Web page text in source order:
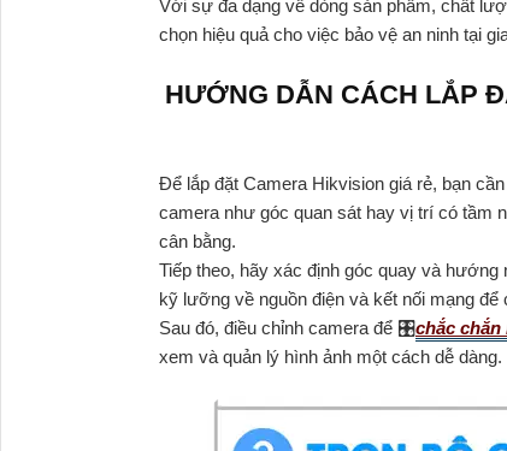
Với sự đa dạng về dòng sản phẩm, chất
chọn hiệu quả cho việc bảo vệ an ninh tại
HƯỚNG DẪN CÁCH LẮP
Để lắp đặt Camera Hikvision giá rẻ, bạn
camera như góc quan sát hay vị trí có tầm
cân bằng.
Tiếp theo, hãy xác định góc quay và
kỹ lưỡng về nguồn điện và kết nối mạng để
Sau đó, điều chỉnh camera để 🎛chắc chắn
xem và quản lý hình ảnh một cách dễ dàng.